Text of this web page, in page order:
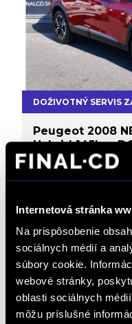
Internetová stránka
Na prispôsobenie
sociálnych médií a
súbory cookie.
webové stránky,
oblasti sociálnych
môžu príslušné
DOŽIVOTNÝ SERVIS
Peugeot 2008
Hybrid 145k e-
Doživotný servis
Zvýhodnená cena / 22
32 690 € s DPH -30%
22 990 € s DPH
Možný odpočet DPH